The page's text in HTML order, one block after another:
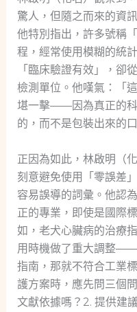
驚人，但隨之而來的資
他特別指出，許多號稱
程，經常使用模糊的統
「臨床驗證有效」，卻
檢測單位。他嘆氣：「
堪一擊——因為真正的科
的，而不是包裝出來的口
正因為如此，林啟明（
刻意避免使用「零誤差
容易誤導的詞彙。他認
正的專業，即使是國際
如，老犬心臟病的治療
用時機做了重大調整
指南，那就不符合工業
護方案時，應先問三個
文獻依據嗎？2. 提供建